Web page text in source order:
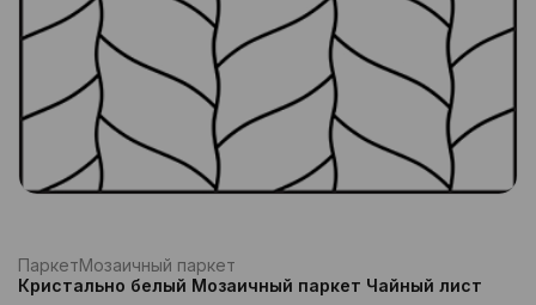
ПаркетМозаичный паркет
Кристально белый Мозаичный паркет Чайный лист